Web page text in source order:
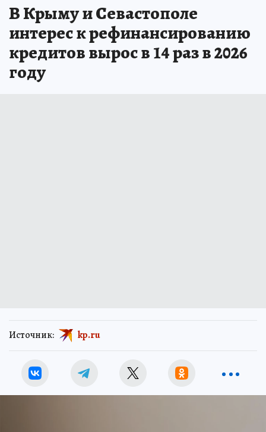
В Крыму и Севастополе
интерес к рефинансированию
кредитов вырос в 14 раз в 2026
году
Источник: kp.ru